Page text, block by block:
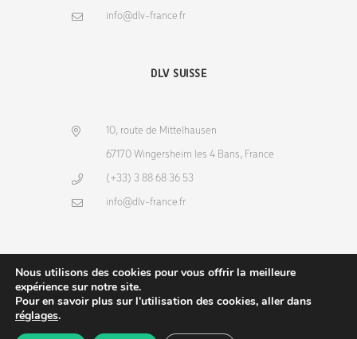
info@dlv-france.fr
DLV SUISSE
10, route de Mittelhausen
67170 Wingersheim les 4 Bans, France
(+33) 3 88 68 36 53
info@dlv-france.fr
NEWSLETTER
Nous utilisons des cookies pour vous offrir la meilleure
expérience sur notre site.
Pour en savoir plus sur l'utilisation des cookies, aller dans
réglages.